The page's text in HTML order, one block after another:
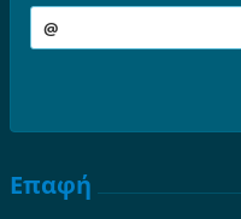
Επαφή